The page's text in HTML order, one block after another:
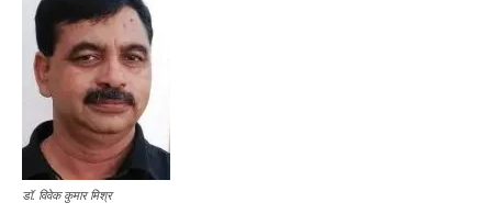
डॉ. विवेक कुमार मिश्र